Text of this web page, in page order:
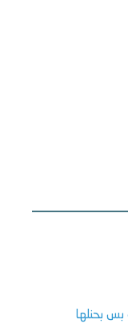
بحنلها